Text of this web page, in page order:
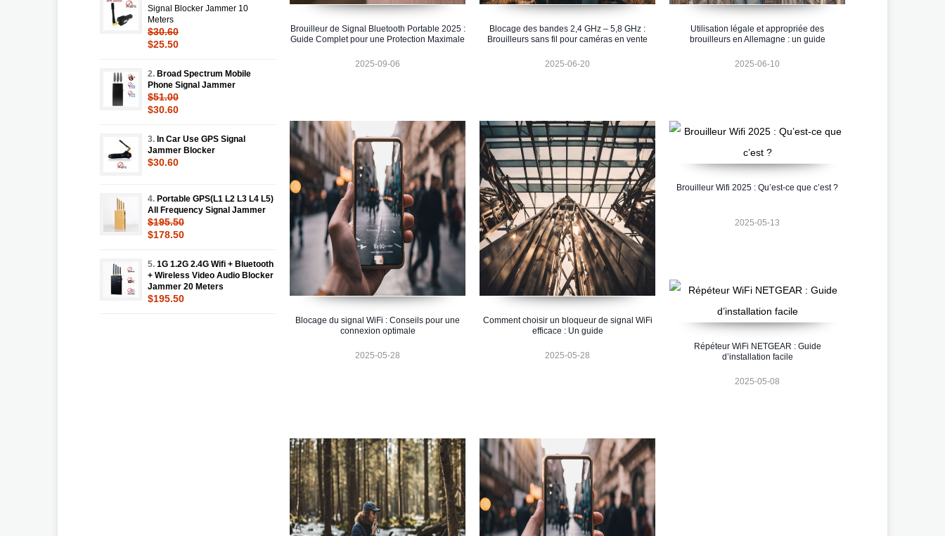
Brouilleur de Signal Bluetooth Portable 2025 :
Guide Complet pour une Protection Maximale
2025-09-06
Blocage des bandes 2,4 GHz – 5,8 GHz :
Brouilleurs sans fil pour caméras en vente
2025-06-20
Utilisation légale et appropriée des
brouilleurs en Allemagne : un guide
2025-06-10
Blocage du signal WiFi : Conseils pour une
connexion optimale
2025-05-28
Comment choisir un bloqueur de signal WiFi
efficace : Un guide
2025-05-28
Brouilleur Wifi 2025 : Qu’est-ce que c’est ?
2025-05-13
Répéteur WiFi NETGEAR : Guide
d’installation facile
2025-05-08
Signal Blocker Jammer 10
Meters
$30.60
$25.50
2. Broad Spectrum Mobile
Phone Signal Jammer
$51.00
$30.60
3. In Car Use GPS Signal
Jammer Blocker
$30.60
4. Portable GPS(L1 L2 L3 L4 L5)
All Frequency Signal Jammer
$195.50
$178.50
5. 1G 1.2G 2.4G Wifi + Bluetooth
+ Wireless Video Audio Blocker
Jammer 20 Meters
$195.50